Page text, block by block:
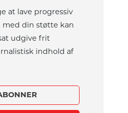
at lave progressiv
med din støtte kan
udgive frit
indhold af